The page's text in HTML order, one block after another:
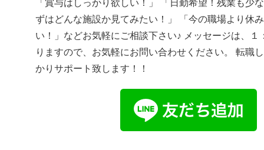
「賞与はしっかり欲しい！」 「日勤希望！残業も少
ずはどんな施設か見てみたい！」 「今の職場より休
い！」などお気軽にご相談下さい♪ メッセージは、１
りますので、お気軽にお問い合わせください。 転職
かりサポート致します！！